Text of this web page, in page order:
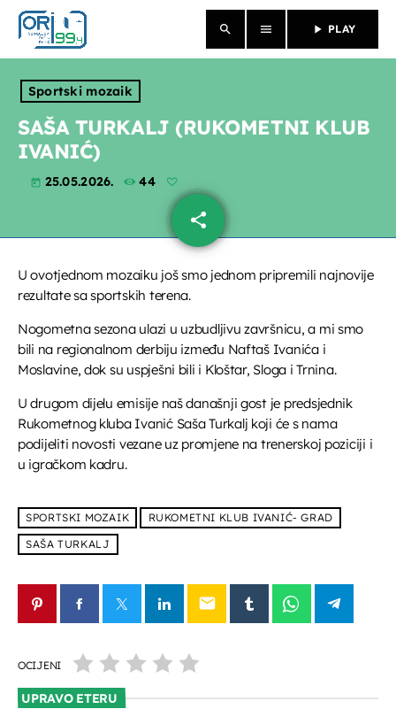
search menu play_arrow PLAY
close
NASLOVNICA
O NAMA
PROGRAM
PROPUSTILI STE
EMISIJE
UPRAVO ETERU
09:45 - 10:00 more_vert
EPP reklame
Plaćeni spotovi, plaćeni oglasi i obavijesti.
Sportski mozaik
SAŠA TURKALJ (RUKOMETNI KLUB
IVANIĆ)
today 25.05.2026. 44
share
email
U ovotjednom mozaiku još smo jednom pripremili najnovije
rezultate sa sportskih terena.
Nogometna sezona ulazi u uzbudljivu završnicu, a mi smo
bili na regionalnom derbiju između Naftaš Ivanića i
Moslavine, dok su uspješni bili i Kloštar, Sloga i Trnina.
U drugom dijelu emisije naš današnji gost je predsjednik
Rukometnog kluba Ivanić Saša Turkalj koji će s nama
podijeliti novosti vezane uz promjene na trenerskoj poziciji i
u igračkom kadru.
SPORTSKI MOZAIK
RUKOMETNI KLUB IVANIĆ- GRAD
SAŠA TURKALJ
email
OCIJENI
UPRAVO ETERU